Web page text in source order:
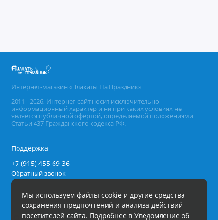
Мы используем файлы cookie и другие средства
сохранения предпочтений и анализа действий
посетителей сайта. Подробнее в Уведомление об
Интернет-магазин «Плакаты На Праздник»
2011 - 2026, Интернет-сайт носит исключительно
информационный характер и ни при каких условиях не
является публичной офертой, определяемой положениями
Статьи 437 Гражданского кодекса РФ.
Поддержка
+7 (915) 455 69 36
Обратный звонок
Мы в сети